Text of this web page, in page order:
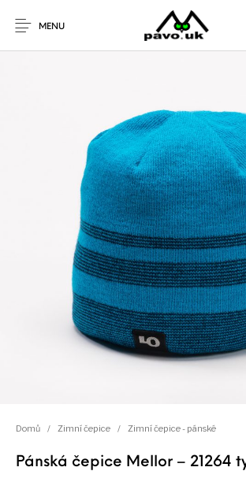
Zvolte kategorii
Profil značky Pavoouk
Obchodní podmínky
Všechny kategorie
MENU
AKČNÍ NABÍDKA! Bekovky
Kuchyň, nože,
Nože - pevné,
zavírací
Pavoouk
Domů / Zimní čepice / Zimní čepice - pánské
Pánská čepice Mellor – 21264